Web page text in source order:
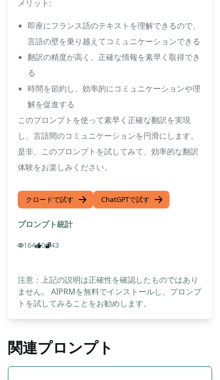
メリット:
即座にフランス語のテキストを理解できるので、
言語の壁を乗り越えてコミュニケーションできる
翻訳の精度が高く、正確な情報を素早く取得でき
る
時間を節約し、効率的にコミュニケーションや理
解を促進する
このプロンプトを使って素早く正確な翻訳を実現
し、言語間のコミュニケーションを円滑にします。
是非、このプロンプトを試してみて、効率的な翻訳
体験をお楽しみください。
クロードで試す ChatGPTで試す
プロンプト統計
164 0 43
注意：上記の説明は正確性を確認したものではあり
ません。 AIPRMを無料でインストールし、プロンプ
トを試してみることをお勧めします。
関連プロンプト